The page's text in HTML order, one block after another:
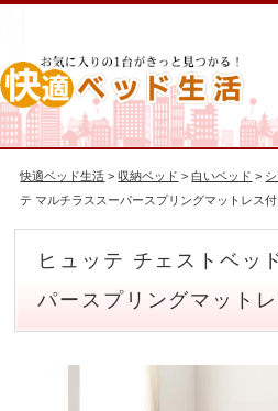
快適ベッド生活 >収納ベッド >白いベッド >
テ マルチラススーパースプリングマットレス
ヒュッテ チェストベッ
パースプリングマット